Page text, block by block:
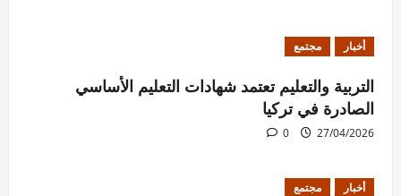
أخبار مجتمع
التربية والتعليم تعتمد شهادات التعليم الأساسي
الصادرة في تركيا
27/04/2026
0
أخبار مجتمع